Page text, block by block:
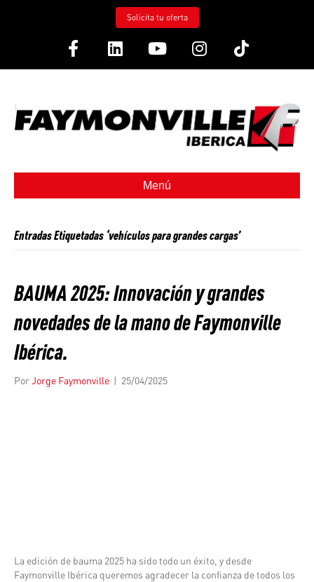
Solicita tu oferta
FacebookLinkedinYoutubeInstagram
Tiktok
Menú
Entradas Etiquetadas ‘vehículos para grandes cargas’
BAUMA 2025: Innovación y grandes
novedades de la mano de Faymonville
Ibérica.
PorJorge Faymonville | 25/04/2025
La edición de bauma 2025 ha sido todo un éxito, y desde
Faymonville Ibérica queremos agradecer la confianza de todos los